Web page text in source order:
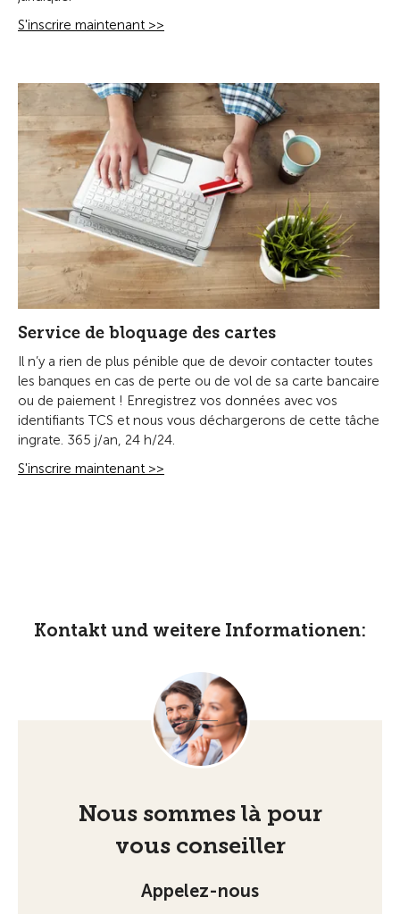
S'inscrire maintenant >>
Service de bloquage des cartes
Il n’y a rien de plus pénible que de devoir contacter toutes
les banques en cas de perte ou de vol de sa carte bancaire
ou de paiement ! Enregistrez vos données avec vos
identifiants TCS et nous vous déchargerons de cette tâche
ingrate. 365 j/an, 24 h/24.
S'inscrire maintenant >>
Kontakt und weitere Informationen:
Nous sommes là pour
vous conseiller
Appelez-nous